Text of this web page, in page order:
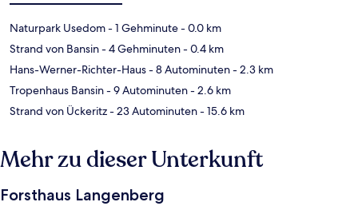
Naturpark Usedom- 1 Gehminute- 0.0 km
Strand von Bansin- 4 Gehminuten- 0.4 km
Hans-Werner-Richter-Haus- 8 Autominuten- 2.3 km
Tropenhaus Bansin- 9 Autominuten- 2.6 km
Strand von Ückeritz- 23 Autominuten- 15.6 km
Mehr zu dieser Unterkunft
Forsthaus Langenberg